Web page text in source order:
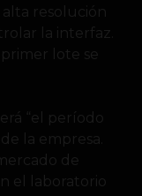
alta resolución
la interfaz.
lote se
“el período
la empresa.
de
el laboratorio